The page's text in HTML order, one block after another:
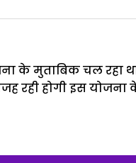
के मुताबिक चल रहा
रही होगी इस योजना